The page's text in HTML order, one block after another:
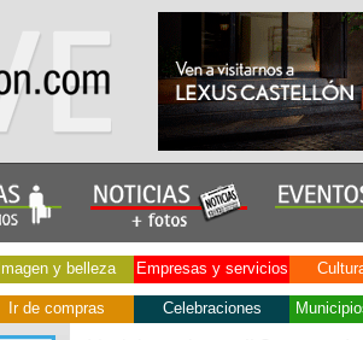
Imagen y belleza Empresas y servicios
Ir de compras Celebraciones